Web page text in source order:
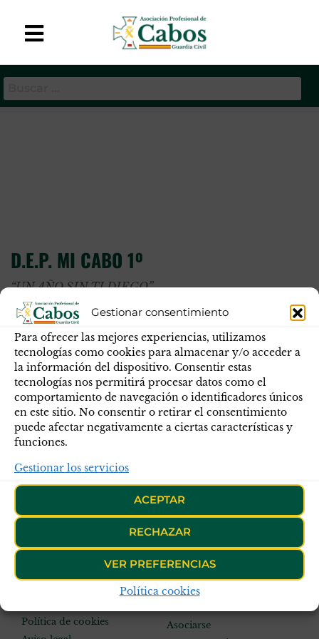
Gestionar consentimiento
Para ofrecer las mejores experiencias, utilizamos
tecnologías como cookies para almacenar y/o acceder a
la información del dispositivo. Consentir estas
tecnologías nos permitirá procesar datos como el
comportamiento de navegación o identificadores únicos
en este sitio. No consentir o retirar el consentimiento
puede afectar negativamente a ciertas características y
funciones.
Gestionar los servicios
ACEPTAR
RECHAZAR
VER PREFERENCIAS
Política cookies
APC-GC
de Cabos de la Guardia
Etiqueta:
D.E.P. MI CABO 1º
“UN AÑO SIN TI DIEGO”
Síguenos en:
Información legal
Política de cookies
Accesos directos
Asociarse